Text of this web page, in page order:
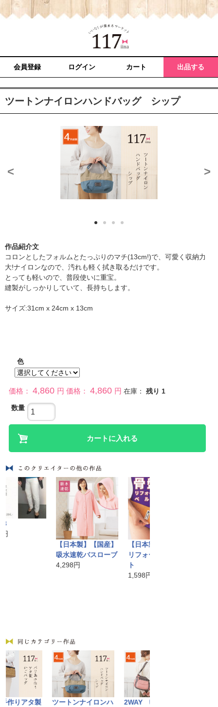
会員登録 ログイン カート 出品する
ツートンナイロンハンドバッグ シップ
< >
作品紹介文
コロンとしたフォルムとたっぷりのマチ(13cm!)で、可愛く収納力
大!ナイロンなので、汚れも軽く拭き取るだけです。
とっても軽いので、普段使いに重宝。
縫製がしっかりしていて、長持ちします。
サイズ:31cm x 24cm x 13cm
色
価格： 4,860 円 価格： 4,860 円 在庫： 残り 1
数量
カートに入れる
【日本製】【国産】
吸水速乾バスローブ
4,298円
【日本製】【国産】
リフォーム骨盤ベル
1,598円
アタ製
ツートンナイロンハ
2WAY 軽々ショル